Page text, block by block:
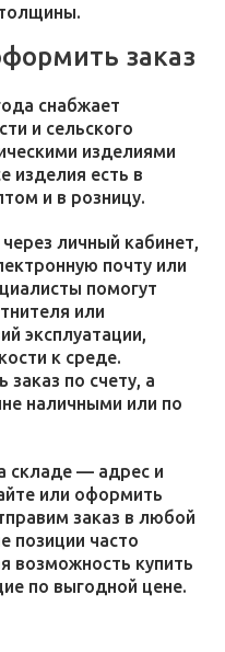
заказ
снабжает
и сельского
изделиями
изделия есть в
и в розницу.
личный кабинет,
почту или
помогут
или
эксплуатации,
к среде.
заказ по счету, а
наличными или по
складе — адрес и
или оформить
заказ в любой
позиции часто
возможность купить
по выгодной цене.